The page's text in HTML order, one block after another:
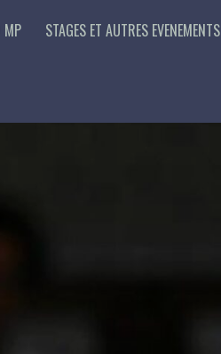
MP STAGES ET AUTRES EVENEMENTS